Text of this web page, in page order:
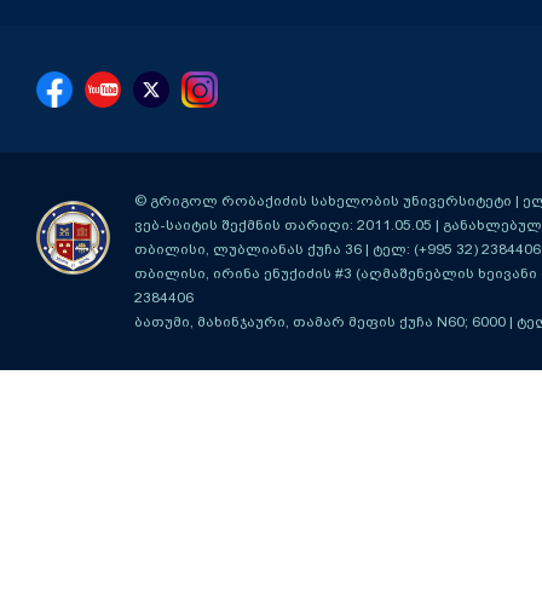
© გრიგოლ რობაქიძის სახელობის უნივერსიტეტი |
ვებ-საიტის შექმნის თარიღი: 2011.05.05 |
თბილისი, ლუბლიანას ქუჩა 36 | ტელ: (+995 32)
თბილისი, ირინა ენუქიძის #3 (აღმაშენებლის ხეივანი
2384406
ბათუმი, მახინჯაური, თამარ მეფის ქუჩა N60; 6000 |